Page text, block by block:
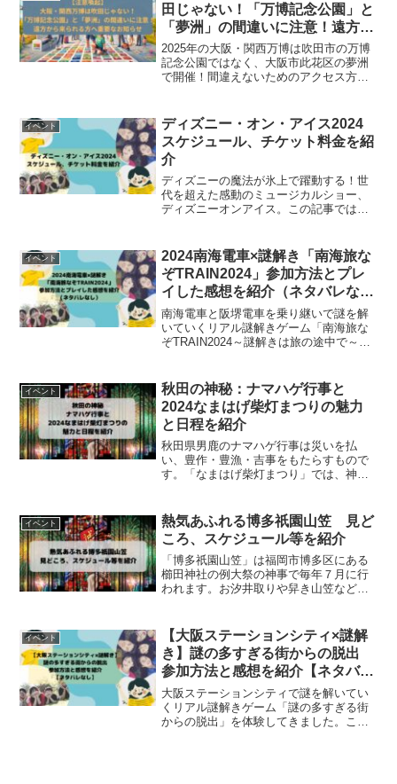
田じゃない！「万博記念公園」と
「夢洲」の間違いに注意！遠方か
ら来られる方へ重要なお知らせ
2025年の大阪・関西万博は吹田市の万博
記念公園ではなく、大阪市此花区の夢洲
で開催！間違えないためのアクセス方法
イベント
ディズニー・オン・アイス2024
スケジュール、チケット料金を紹
介
ディズニーの魔法が氷上で躍動する！世
代を超えた感動のミュージカルショー、
ディズニーオンアイス。この記事では、
満ちた世界へ一緒に飛び込みましょう！
イベント
2024南海電車×謎解き「南海旅な
ぞTRAIN2024」参加方法とプレ
イした感想を紹介（ネタバレな
し）
南海電車と阪堺電車を乗り継いで謎を解
いていくリアル謎解きゲーム「南海旅な
ぞTRAIN2024～謎解きは旅の途中で～」
作されました。本記事では参加方法やプ
レイ時間等を紹介します。
イベント
秋田の神秘：ナマハゲ行事と
2024なまはげ柴灯まつりの魅力
と日程を紹介
秋田県男鹿のナマハゲ行事は災いを払
い、豊作・豊漁・吉事をもたらすもので
す。「なまはげ柴灯まつり」では、神秘
田県男鹿のナマハゲ行事となまはげ柴灯
まつりを紹介します。
イベント
熱気あふれる博多祇園山笠 見ど
ころ、スケジュール等を紹介
「博多祇園山笠」は福岡市博多区にある
櫛田神社の例大祭の神事で毎年７月に行
われます。お汐井取りや舁き山笠など、
「博多祇園山笠」の見どころやスケジュ
ール等を紹介します。
イベント
【大阪ステーションシティ×謎解
き】謎の多すぎる街からの脱出
参加方法と感想を紹介【ネタバレ
なし】
大阪ステーションシティで謎を解いてい
くリアル謎解きゲーム「謎の多すぎる街
からの脱出」を体験してきました。この